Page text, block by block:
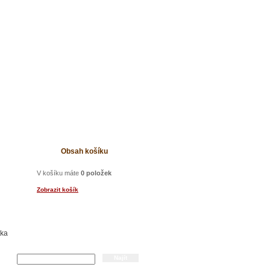
Obsah košíku
V košíku máte 0 položek
Zobrazit košík